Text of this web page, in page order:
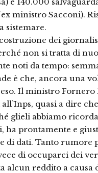
ministro Sacconi).
sistemare.
dei
non si tratta di
noti da tempo:
è che, ancora una
Il ministro
quasi a dire
glieli abbiamo
ha prontamente e
di dati. Tanto rumore
di occuparci dei
alcun reddito a